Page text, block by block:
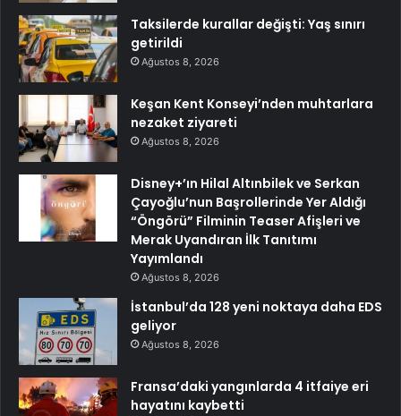
Taksilerde kurallar değişti: Yaş sınırı
getirildi
Ağustos 8, 2026
Keşan Kent Konseyi’nden muhtarlara
nezaket ziyareti
Ağustos 8, 2026
Disney+’ın Hilal Altınbilek ve Serkan
Çayoğlu’nun Başrollerinde Yer Aldığı
“Öngörü” Filminin Teaser Afişleri ve
Merak Uyandıran İlk Tanıtımı
Yayımlandı
Ağustos 8, 2026
İstanbul’da 128 yeni noktaya daha EDS
geliyor
Ağustos 8, 2026
Fransa’daki yangınlarda 4 itfaiye eri
hayatını kaybetti